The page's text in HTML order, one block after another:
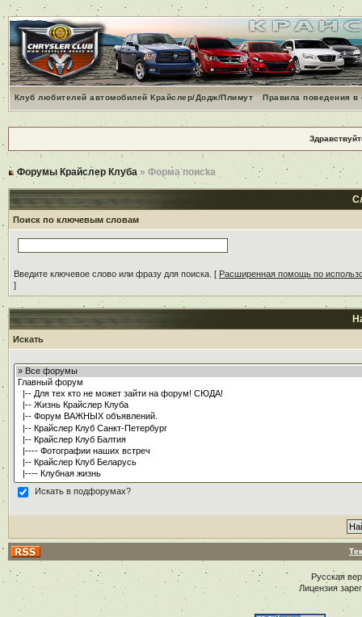
Клуб любителей автомобилей Крайслер/Додж/Плимут Правила поведения
Форумы Крайслер Клуба » Форма поиска
Поиск по ключевым словам
Введите ключевое слово или фразу для поиска. [ Расширенная помощь по
]
Искать
Искать в подфорумах?
Русская
Лицензия